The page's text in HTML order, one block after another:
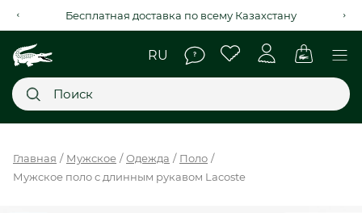
Бесплатная доставка по всему Казахстану
НОВИНКИ
Главная Мужское Одежда
Поло
Мужское поло с длинным рукавом Lacoste